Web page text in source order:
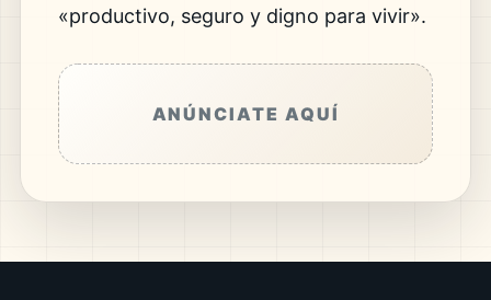
«productivo, seguro y digno para vivir».
ANÚNCIATE AQUÍ